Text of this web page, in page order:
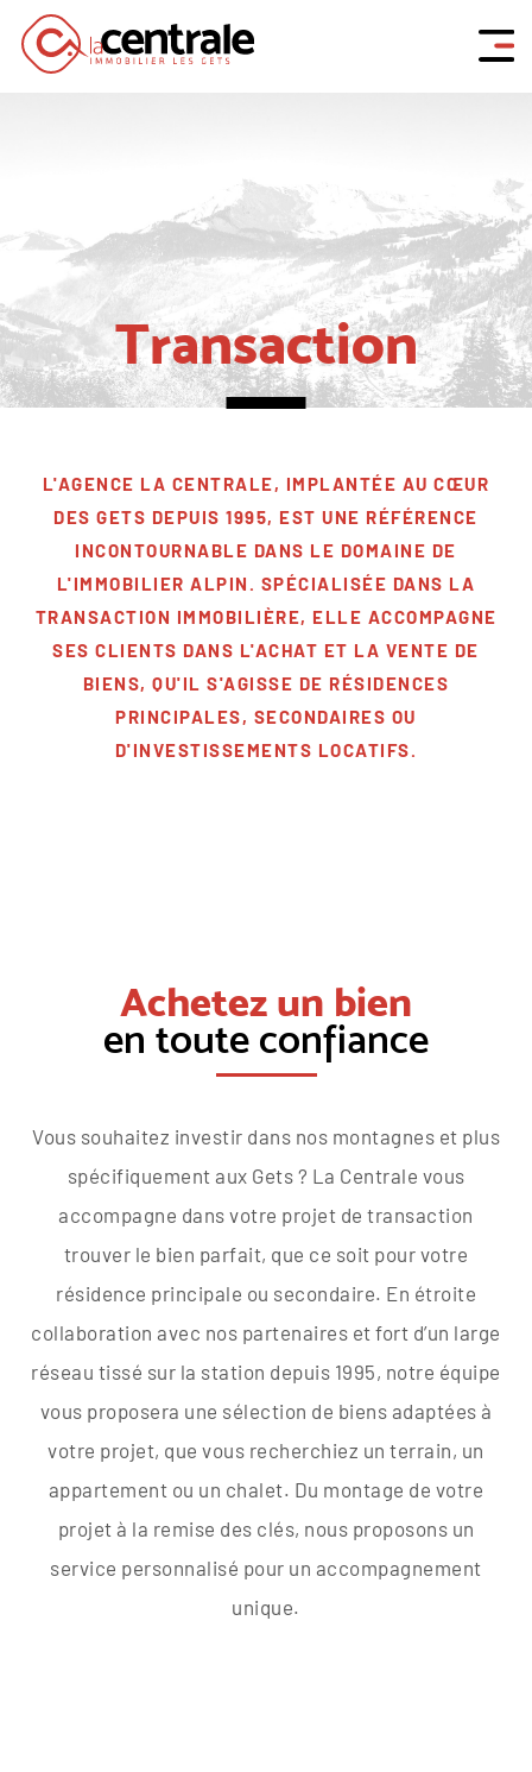
Transaction
L'AGENCE LA CENTRALE, IMPLANTÉE AU CŒUR
DES GETS DEPUIS 1995, EST UNE RÉFÉRENCE
INCONTOURNABLE DANS LE DOMAINE DE
L'IMMOBILIER ALPIN. SPÉCIALISÉE DANS LA
TRANSACTION IMMOBILIÈRE, ELLE ACCOMPAGNE
SES CLIENTS DANS L'ACHAT ET LA VENTE DE
BIENS, QU'IL S'AGISSE DE RÉSIDENCES
PRINCIPALES, SECONDAIRES OU
D'INVESTISSEMENTS LOCATIFS.
Achetez un bien
en toute confiance
Vous souhaitez investir dans nos montagnes et plus
spécifiquement aux Gets ? La Centrale vous
accompagne dans votre projet de transaction
trouver le bien parfait, que ce soit pour votre
résidence principale ou secondaire. En étroite
collaboration avec nos partenaires et fort d’un large
réseau tissé sur la station depuis 1995, notre équipe
vous proposera une sélection de biens adaptées à
votre projet, que vous recherchiez un terrain, un
appartement ou un chalet. Du montage de votre
projet à la remise des clés, nous proposons un
service personnalisé pour un accompagnement
unique.